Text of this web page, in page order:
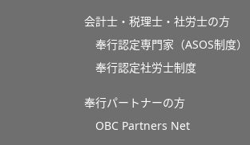
会計士・税理士・社労士の方
奉行認定専門家（ASOS制度）
奉行認定社労士制度
奉行パートナーの方
OBC Partners Net